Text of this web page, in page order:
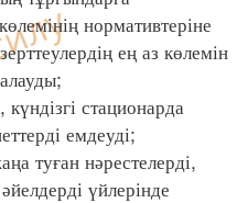
нормативтеріне
ең аз көлемін
стационарда
емдеуді;
туған нәрестелерді,
үйлерінде